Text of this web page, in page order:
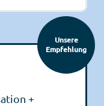
Unsere
Empfehlung
+